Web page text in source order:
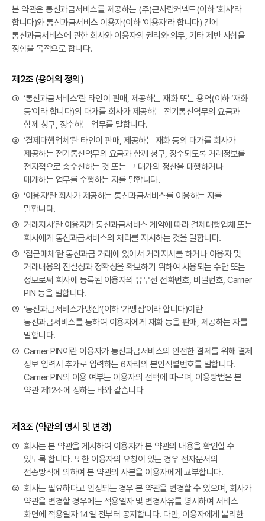
본 약관은 통신과금서비스를 제공하는 (주)큰사람커넥트(이하 '회사'라
합니다)와 통신과금서비스 이용자(이하 '이용자'라 합니다) 간에
통신과금서비스에 관한 회사와 이용자의 권리와 의무, 기타 제반 사항을
정함을 목적으로 합니다.
제2조 (용어의 정의)
① ‘통신과금서비스’란 타인이 판매, 제공하는 재화 또는 용역(이하 ‘재화
등’이라 합니다)의 대가를 회사가 제공하는 전기통신역무의 요금과
함께 청구, 징수하는 업무를 말합니다.
② ‘결제대행업체’란 타인이 판매, 제공하는 재화 등의 대가를 회사가
제공하는 전기통신역무의 요금과 함께 청구, 징수되도록 거래정보를
전자적으로 송수신하는 것 또는 그 대가의 정산을 대행하거나
매개하는 업무를 수행하는 자를 말합니다.
③ ‘이용자’란 회사가 제공하는 통신과금서비스를 이용하는 자를
말합니다.
④ 거래지시’란 이용자가 통신과금서비스 계약에 따라 결제대행업체 또는
회사에게 통신과금서비스의 처리를 지시하는 것을 말합니다.
⑤ ‘접근매체’란 통신과금 거래에 있어서 거래지시를 하거나 이용자 및
거래내용의 진실성과 정확성을 확보하기 위하여 사용되는 수단 또는
정보로써 회사에 등록된 이용자의 유무선 전화번호, 비밀번호, Carrier
PIN 등을 말합니다.
⑥ ‘통신과금서비스가맹점’(이하 ‘가맹점’이라 합니다)이란
통신과금서비스를 통하여 이용자에게 재화 등을 판매, 제공하는 자를
말합니다.
⑦ Carrier PIN이란 이용자가 통신과금서비스의 안전한 결제를 위해 결제
정보 입력시 추가로 입력하는 6자리의 본인식별번호를 말합니다.
Carrier PIN의 이용 여부는 이용자의 선택에 따르며, 이용방법은 본
약관 제12조에 정하는 바와 같습니다
제3조 (약관의 명시 및 변경)
① 회사는 본 약관을 게시하여 이용자가 본 약관의 내용을 확인할 수
있도록 합니다. 또한 이용자의 요청이 있는 경우 전자문서의
전송방식에 의하여 본 약관의 사본을 이용자에게 교부합니다.
② 회사는 필요하다고 인정되는 경우 본 약관을 변경할 수 있으며, 회사가
약관을 변경할 경우에는 적용일자 및 변경사유를 명시하여 서비스
화면에 적용일자 14일 전부터 공지합니다. 다만, 이용자에게 불리한